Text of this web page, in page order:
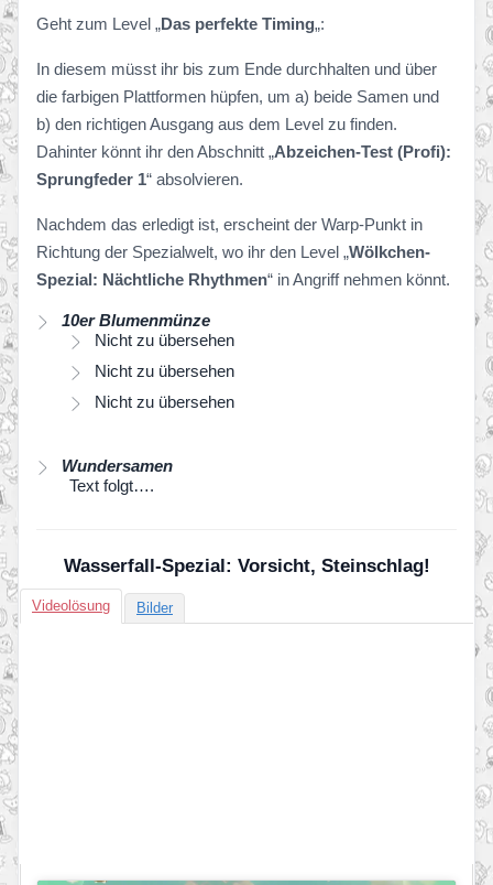
Geht zum Level „Das perfekte Timing„:
In diesem müsst ihr bis zum Ende durchhalten und über
die farbigen Plattformen hüpfen, um a) beide Samen und
b) den richtigen Ausgang aus dem Level zu finden.
Dahinter könnt ihr den Abschnitt „Abzeichen-Test (Profi):
Sprungfeder 1“ absolvieren.
Nachdem das erledigt ist, erscheint der Warp-Punkt in
Richtung der Spezialwelt, wo ihr den Level „Wölkchen-
Spezial: Nächtliche Rhythmen“ in Angriff nehmen könnt.
10er Blumenmünze
Nicht zu übersehen
Nicht zu übersehen
Nicht zu übersehen
Wundersamen
Text folgt….
Wasserfall-Spezial: Vorsicht, Steinschlag!
Videolösung Bilder